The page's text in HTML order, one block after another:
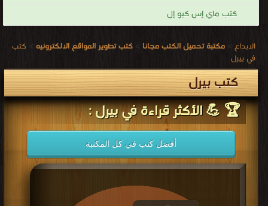
كتب ماي إس كيو إل
الابداع > مكتبة تحميل الكتب مجانا > كتب تطوير المواقع الالكترونيه > كتب
في بيرل
كتب بيرل
🏆 💪 الأكثر قراءة في بيرل :
أفضل كتب في كل المكتبة